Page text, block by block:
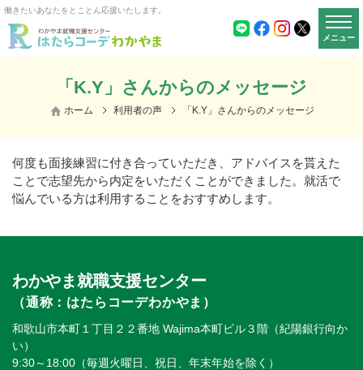
働きたいあなたをとことん応援いたします。
メニュー
「K.Y」さんからのメッセージ
ホーム 利用者の声 「K.Y」さんからのメッセージ
何度も面接練習に付き合っていただき、アドバイスを貰えた
ことで志望先から内定をいただくことができました。就活で
悩んでいる方は利用することをおすすめします。
わかやま就職支援センター
（通称：はたらコーデわかやま）
和歌山市本町１丁目２２番地 Wajima本町ビル３階（紀陽銀行向か
い）
9:30～18:00（毎週火曜日、祝日、年末年始を除く）